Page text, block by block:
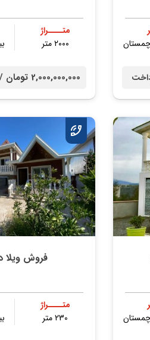
متــــراژ
۲۰۰۰ متر
2,000,000,000 تومان /
فروش ویلا
متــــراژ
230 متر